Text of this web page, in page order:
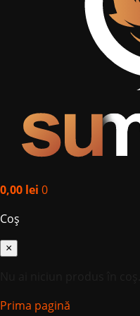
0,00 lei 0
Coș
×
Prima pagină